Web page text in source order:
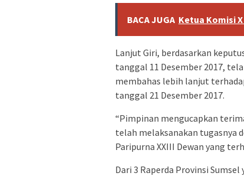
BACA JUGA Ketua Komisi
Lanjut Giri, berdasarkan
tanggal 11 Desember 2017,
membahas lebih lanjut
tanggal 21 Desember 2017.
“Pimpinan mengucapkan
telah melaksanakan tugasnya
Paripurna XXIII Dewan yang
Dari 3 Raperda Provinsi